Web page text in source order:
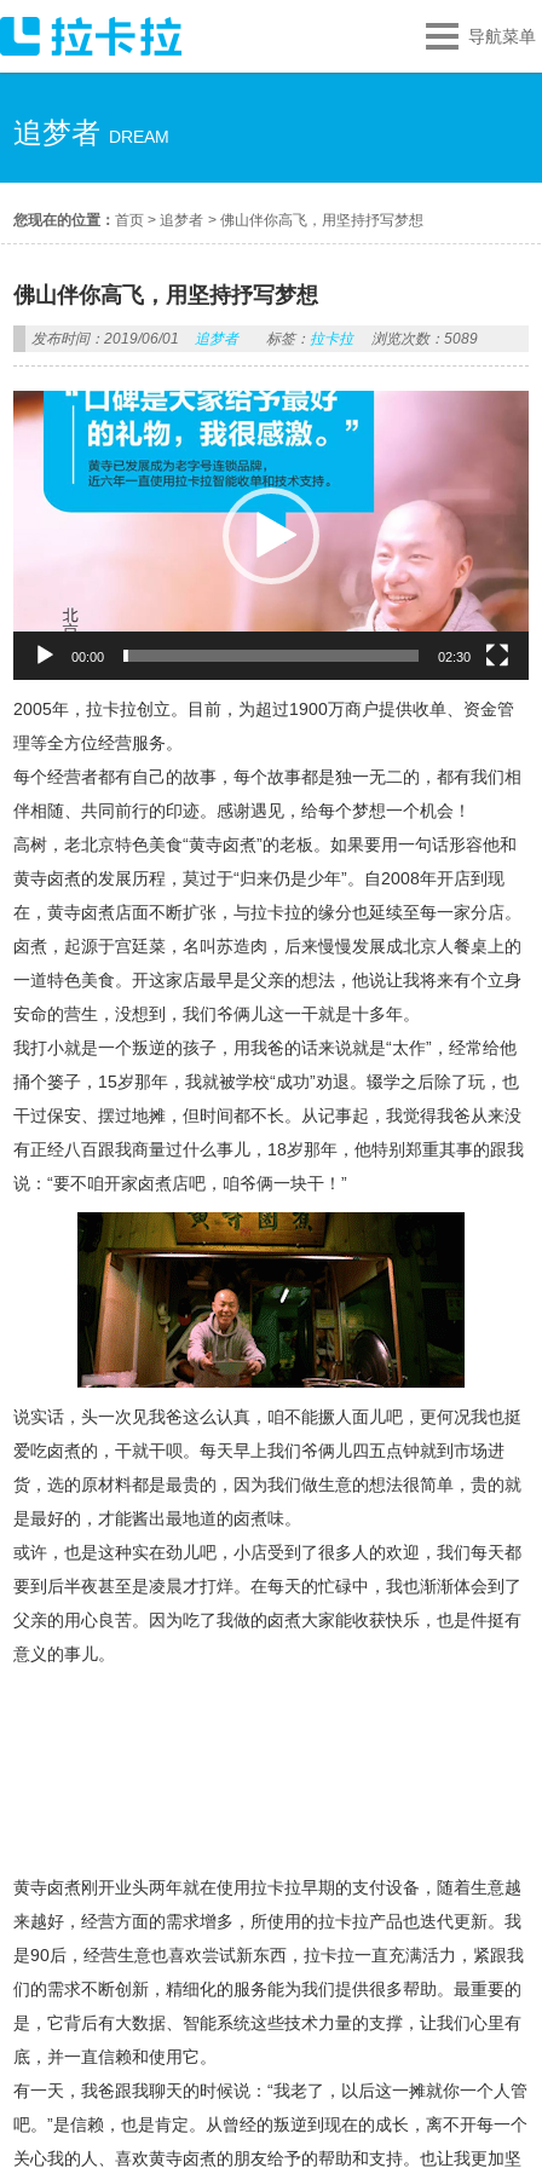
导航菜单
追梦者 DREAM
您现在的位置：首页 >追梦者 >佛山伴你高飞，用坚持抒写梦想
佛山伴你高飞，用坚持抒写梦想
发布时间：2019/06/01 追梦者 标签： 拉卡拉 浏览次数：5089
视
频
00:00 02:30
2005年，拉卡拉创立。目前，为超过1900万商户提供收单、资金管
理等全方位经营服务。
每个经营者都有自己的故事，每个故事都是独一无二的，都有我们相
伴相随、共同前行的印迹。感谢遇见，给每个梦想一个机会！
高树，老北京特色美食“黄寺卤煮”的老板。如果要用一句话形容他和
黄寺卤煮的发展历程，莫过于“归来仍是少年”。自2008年开店到现
在，黄寺卤煮店面不断扩张，与拉卡拉的缘分也延续至每一家分店。
卤煮，起源于宫廷菜，名叫苏造肉，后来慢慢发展成北京人餐桌上的
一道特色美食。开这家店最早是父亲的想法，他说让我将来有个立身
安命的营生，没想到，我们爷俩儿这一干就是十多年。
我打小就是一个叛逆的孩子，用我爸的话来说就是“太作”，经常给他
捅个篓子，15岁那年，我就被学校“成功”劝退。辍学之后除了玩，也
干过保安、摆过地摊，但时间都不长。从记事起，我觉得我爸从来没
有正经八百跟我商量过什么事儿，18岁那年，他特别郑重其事的跟我
说：“要不咱开家卤煮店吧，咱爷俩一块干！”
说实话，头一次见我爸这么认真，咱不能撅人面儿吧，更何况我也挺
爱吃卤煮的，干就干呗。每天早上我们爷俩儿四五点钟就到市场进
货，选的原材料都是最贵的，因为我们做生意的想法很简单，贵的就
是最好的，才能酱出最地道的卤煮味。
或许，也是这种实在劲儿吧，小店受到了很多人的欢迎，我们每天都
要到后半夜甚至是凌晨才打烊。在每天的忙碌中，我也渐渐体会到了
父亲的用心良苦。因为吃了我做的卤煮大家能收获快乐，也是件挺有
意义的事儿。
黄寺卤煮刚开业头两年就在使用拉卡拉早期的支付设备，随着生意越
来越好，经营方面的需求增多，所使用的拉卡拉产品也迭代更新。我
是90后，经营生意也喜欢尝试新东西，拉卡拉一直充满活力，紧跟我
们的需求不断创新，精细化的服务能为我们提供很多帮助。最重要的
是，它背后有大数据、智能系统这些技术力量的支撑，让我们心里有
底，并一直信赖和使用它。
有一天，我爸跟我聊天的时候说：“我老了，以后这一摊就你一个人管
吧。”是信赖，也是肯定。从曾经的叛逆到现在的成长，离不开每一个
关心我的人、喜欢黄寺卤煮的朋友给予的帮助和支持。也让我更加坚